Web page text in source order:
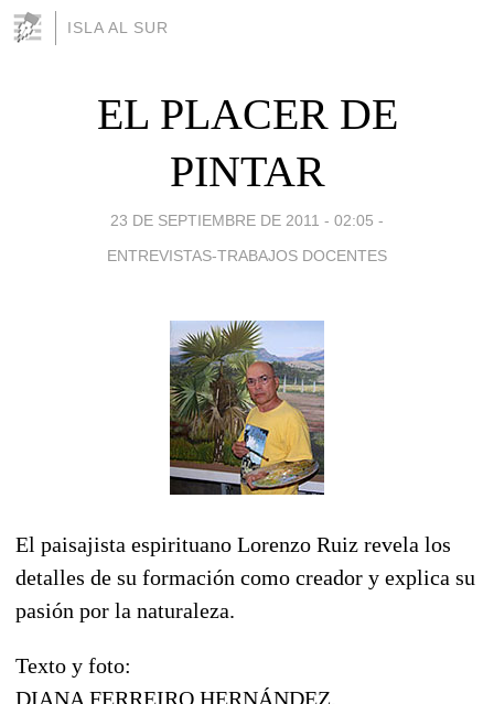
ISLA AL SUR
EL PLACER DE
PINTAR
23 DE SEPTIEMBRE DE 2011 - 02:05 -
ENTREVISTAS-TRABAJOS DOCENTES
El paisajista espirituano Lorenzo Ruiz revela los
detalles de su formación como creador y explica su
pasión por la naturaleza.
Texto y foto:
DIANA FERREIRO HERNÁNDEZ,